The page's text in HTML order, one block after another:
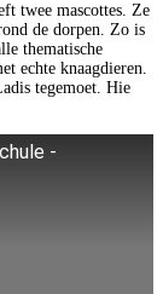
twee mascottes. Ze
de dorpen. Zo is
thematische
echte knaagdieren.
tegemoet. Hie
-